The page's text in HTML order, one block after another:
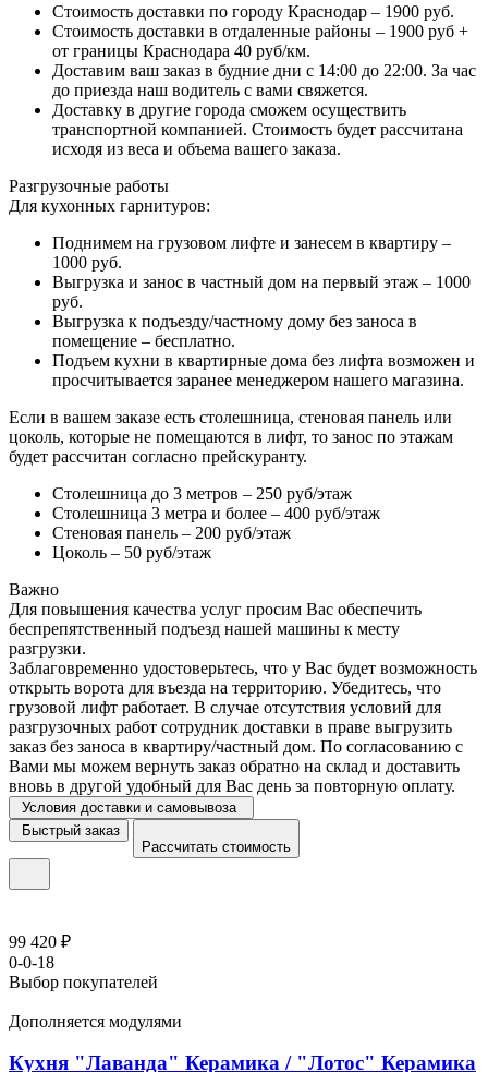
Стоимость доставки по городу Краснодар – 1900 руб.
Стоимость доставки в отдаленные районы – 1900 руб +
от границы Краснодара 40 руб/км.
Доставим ваш заказ в будние дни с 14:00 до 22:00. За час
до приезда наш водитель с вами свяжется.
Доставку в другие города сможем осуществить
транспортной компанией. Стоимость будет рассчитана
исходя из веса и объема вашего заказа.
Разгрузочные работы
Для кухонных гарнитуров:
Поднимем на грузовом лифте и занесем в квартиру –
1000 руб.
Выгрузка и занос в частный дом на первый этаж – 1000
руб.
Выгрузка к подъезду/частному дому без заноса в
помещение – бесплатно.
Подъем кухни в квартирные дома без лифта возможен и
просчитывается заранее менеджером нашего магазина.
Если в вашем заказе есть столешница, стеновая панель или
цоколь, которые не помещаются в лифт, то занос по этажам
будет рассчитан согласно прейскуранту.
Столешница до 3 метров – 250 руб/этаж
Столешница 3 метра и более – 400 руб/этаж
Стеновая панель – 200 руб/этаж
Цоколь – 50 руб/этаж
Важно
Для повышения качества услуг просим Вас обеспечить
беспрепятственный подъезд нашей машины к месту
разгрузки.
Заблаговременно удостоверьтесь, что у Вас будет возможность
открыть ворота для въезда на территорию. Убедитесь, что
грузовой лифт работает. В случае отсутствия условий для
разгрузочных работ сотрудник доставки в праве выгрузить
заказ без заноса в квартиру/частный дом. По согласованию с
Вами мы можем вернуть заказ обратно на склад и доставить
вновь в другой удобный для Вас день за повторную оплату.
Условия доставки и самовывоза
Быстрый заказ
Рассчитать стоимость
99 420 ₽
0-0-18
Выбор покупателей
Дополняется модулями
Кухня "Лаванда" Керамика / "Лотос" Керамика